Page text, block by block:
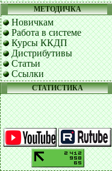
МЕТОДИЧКА
Новичкам
Работа в системе
Курсы ККДП
Дистрибутивы
Статьи
Ссылки
СТАТИСТИКА